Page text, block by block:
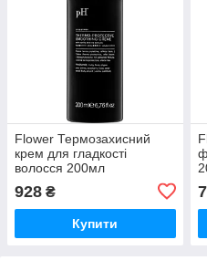
Flower Термозахисний
крем для гладкості
волосся 200мл
928 ₴
Купити